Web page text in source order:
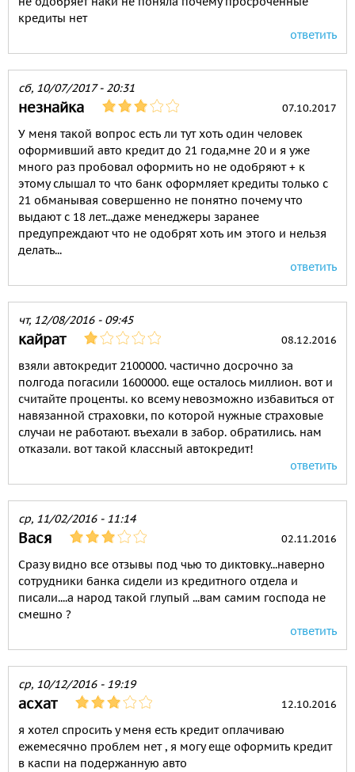
кредиты нет
ответить
сб, 10/07/2017 - 20:31
незнайка 07.10.2017
У меня такой вопрос есть ли тут хоть один человек
оформивший авто кредит до 21 года,мне 20 и я уже
много раз пробовал оформить но не одобряют + к
этому слышал то что банк оформляет кредиты только с
21 обманывая совершенно не понятно почему что
выдают с 18 лет...даже менеджеры заранее
предупреждают что не одобрят хоть им этого и нельзя
делать...
ответить
чт, 12/08/2016 - 09:45
кайрат 08.12.2016
взяли автокредит 2100000. частично досрочно за
полгода погасили 1600000. еще осталось миллион. вот и
считайте проценты. ко всему невозможно избавиться от
навязанной страховки, по которой нужные страховые
случаи не работают. въехали в забор. обратились. нам
отказали. вот такой классный автокредит!
ответить
ср, 11/02/2016 - 11:14
Вася 02.11.2016
Сразу видно все отзывы под чью то диктовку...наверно
сотрудники банка сидели из кредитного отдела и
писали....а народ такой глупый ...вам самим господа не
смешно ?
ответить
ср, 10/12/2016 - 19:19
асхат 12.10.2016
я хотел спросить у меня есть кредит оплачиваю
ежемесячно проблем нет , я могу еще оформить кредит
в каспи на подержанную авто